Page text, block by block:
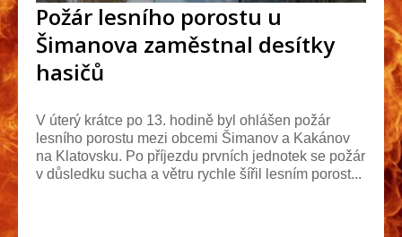
Požár lesního porostu u
Šimanova zaměstnal desítky
hasičů
V úterý krátce po 13. hodině byl ohlášen požár
lesního porostu mezi obcemi Šimanov a Kakánov
na Klatovsku. Po příjezdu prvních jednotek se požár
v důsledku sucha a větru rychle šířil lesním porost...